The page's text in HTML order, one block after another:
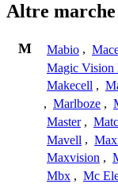
Altre
M Mabio ,
Magic Vision
Makecell ,
, Marlboze ,
Master ,
Mavell ,
Maxvision ,
Mbx , Mc